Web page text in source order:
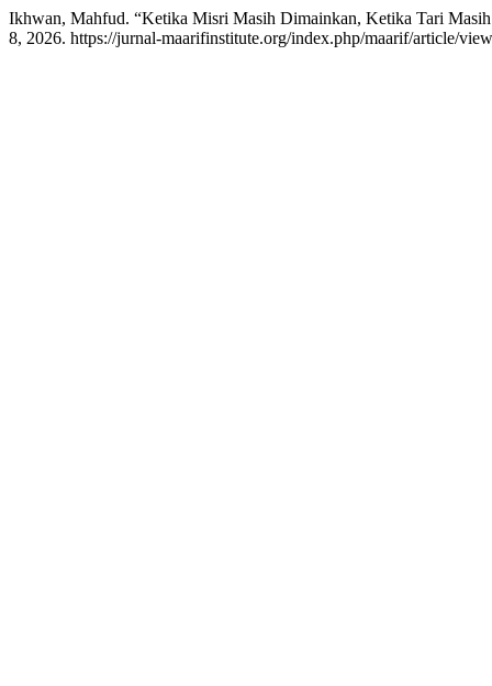
Ikhwan, Mahfud. “Ketika Misri Masih Dimainkan, Ketika Tari
8, 2026. https://jurnal-maarifinstitute.org/index.php/maarif/article/